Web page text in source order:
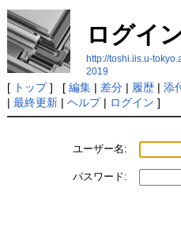
ログイ
http://toshi.iis.u-
2019
[ トップ] [ 編集| 差分| 履歴| 添
| 最終更新| ヘルプ| ログイン ]
ユーザー名:
パスワード: